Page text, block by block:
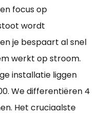
focus op
wordt
je bespaart al snel
werkt op stroom.
installatie liggen
We differentiëren 4
Het cruciaalste